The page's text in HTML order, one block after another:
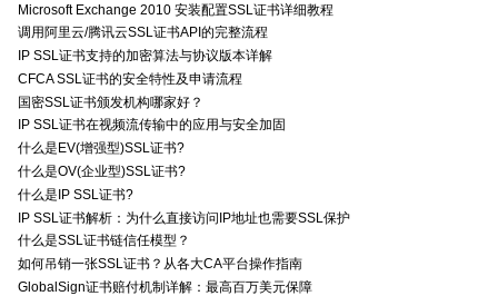
Microsoft Exchange 2010 安装配置SSL证书详细教程
调用阿里云/腾讯云SSL证书API的完整流程
IP SSL证书支持的加密算法与协议版本详解
CFCA SSL证书的安全特性及申请流程
国密SSL证书颁发机构哪家好？
IP SSL证书在视频流传输中的应用与安全加固
什么是EV(增强型)SSL证书?
什么是OV(企业型)SSL证书?
什么是IP SSL证书?
IP SSL证书解析：为什么直接访问IP地址也需要SSL保护
什么是SSL证书链信任模型？
如何吊销一张SSL证书？从各大CA平台操作指南
GlobalSign证书赔付机制详解：最高百万美元保障